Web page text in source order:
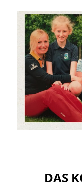
DAS